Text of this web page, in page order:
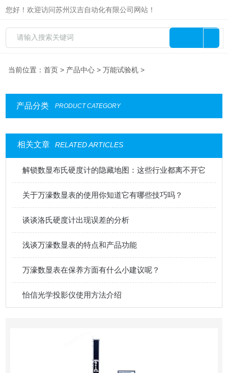
您好！欢迎访问苏州汉吉自动化有限公司网站！
当前位置：首页 > 产品中心 >万能试验机 >
产品分类 PRODUCT CATEGORY
相关文章 RELATED ARTICLES
解锁数显布氏硬度计的隐藏地图：这些行业都离不开它
关于万濠数显表的使用你知道它有哪些技巧吗？
谈谈洛氏硬度计出现误差的分析
浅谈万濠数显表的特点和产品功能
万濠数显表在保养方面有什么小建议呢？
怡信光学投影仪使用方法介绍